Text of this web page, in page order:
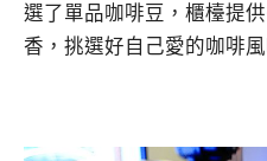
選了單品咖啡豆，櫃檯提
香，挑選好自己愛的咖啡